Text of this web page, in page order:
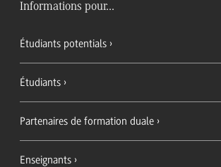
Informations pour...
Étudiants potentials
Étudiants
Partenaires de formation duale
Enseignants